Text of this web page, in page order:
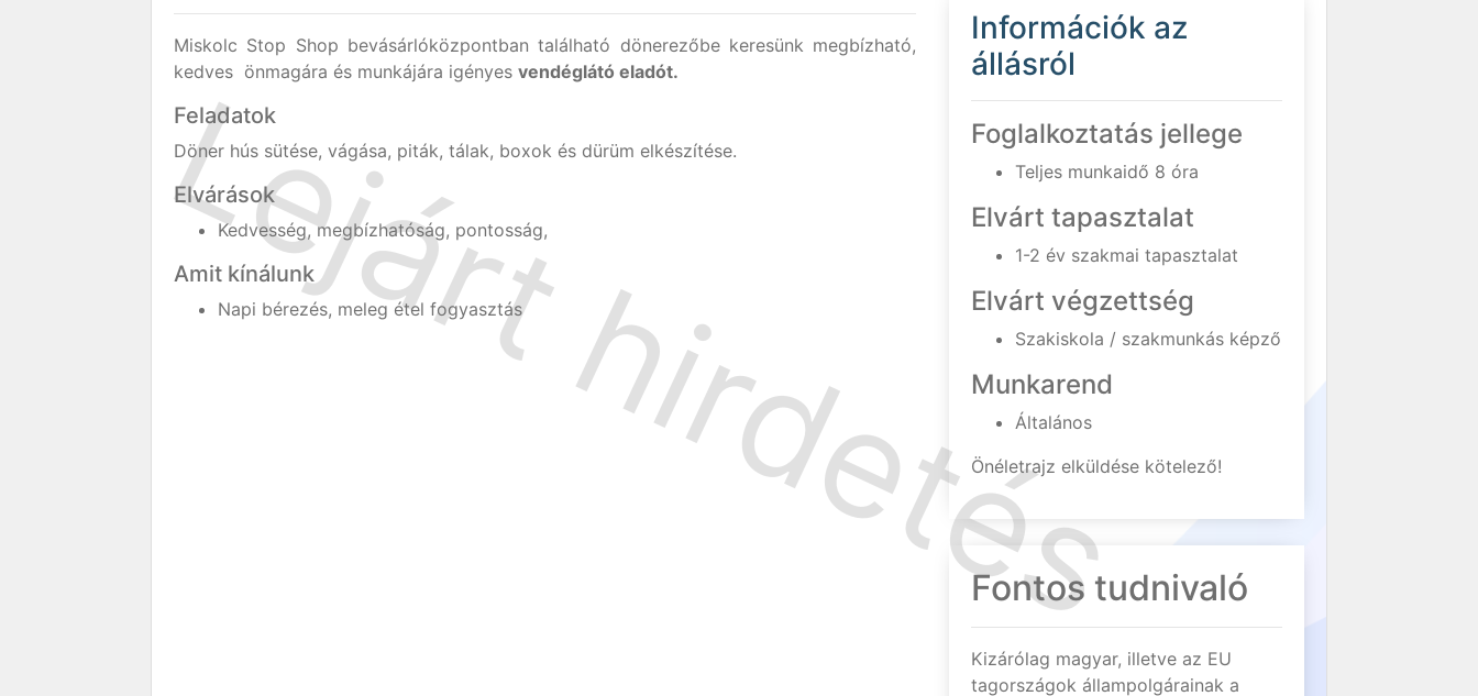
Miskolc Stop Shop bevásárlóközpontban található dönerezőbe keresünk megbízható,
kedves önmagára és munkájára igényes vendéglátó eladót.
Feladatok
Döner hús sütése, vágása, piták, tálak, boxok és dürüm elkészítése.
Elvárások
Kedvesség, megbízhatóság, pontosság,
Amit kínálunk
Napi bérezés, meleg étel fogyasztás
Információk az
állásról
Foglalkoztatás jellege
Teljes munkaidő 8 óra
Elvárt tapasztalat
1-2 év szakmai tapasztalat
Elvárt végzettség
Szakiskola / szakmunkás képző
Munkarend
Általános
Önéletrajz elküldése kötelező!
Fontos tudnivaló
Kizárólag magyar, illetve az EU
tagországok állampolgárainak a